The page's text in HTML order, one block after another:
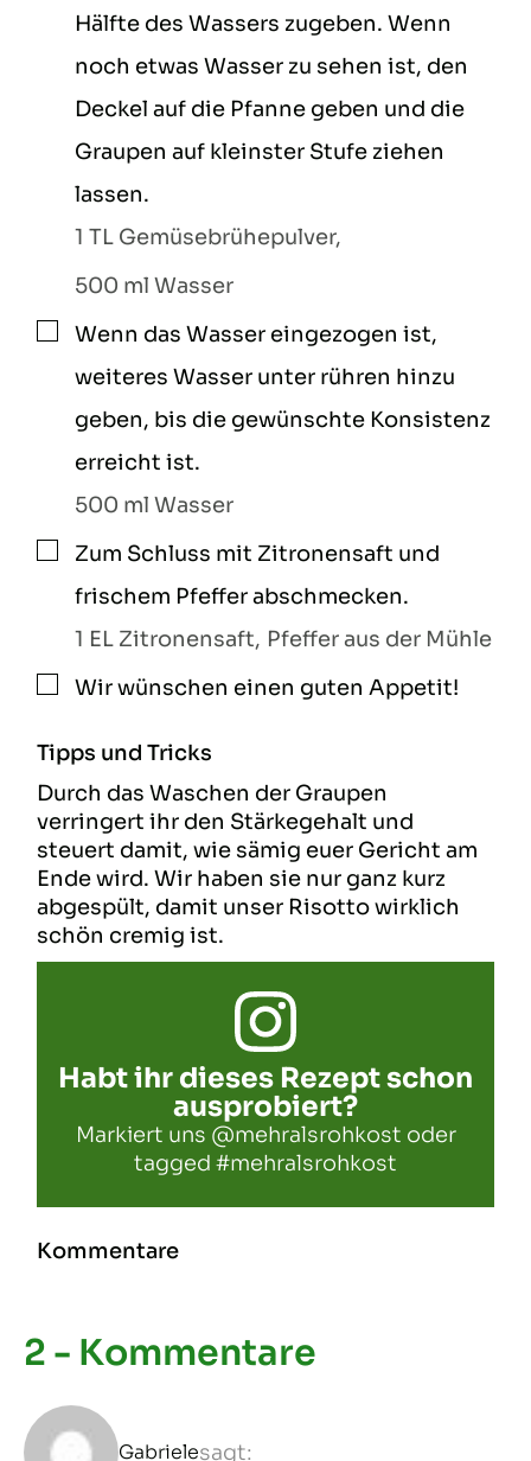
Hälfte des Wassers zugeben. Wenn
noch etwas Wasser zu sehen ist, den
Deckel auf die Pfanne geben und die
Graupen auf kleinster Stufe ziehen
lassen.
1 TL Gemüsebrühepulver,
500 ml Wasser
▢
Wenn das Wasser eingezogen ist,
weiteres Wasser unter rühren hinzu
geben, bis die gewünschte Konsistenz
erreicht ist.
500 ml Wasser
▢
Zum Schluss mit Zitronensaft und
frischem Pfeffer abschmecken.
1 EL Zitronensaft, Pfeffer aus der Mühle
▢
Wir wünschen einen guten Appetit!
Tipps und Tricks
Durch das Waschen der Graupen
verringert ihr den Stärkegehalt und
steuert damit, wie sämig euer Gericht am
Ende wird. Wir haben sie nur ganz kurz
abgespült, damit unser Risotto wirklich
schön cremig ist.
Habt ihr dieses Rezept schon
ausprobiert?
Markiert uns @mehralsrohkost oder
tagged #mehralsrohkost
Kommentare
2 - Kommentare
Gabrielesagt: